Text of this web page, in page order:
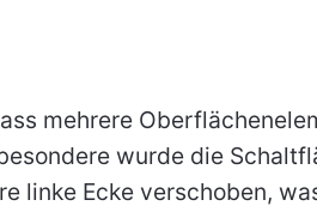
mehrere
wurde die
linke Ecke verschoben,